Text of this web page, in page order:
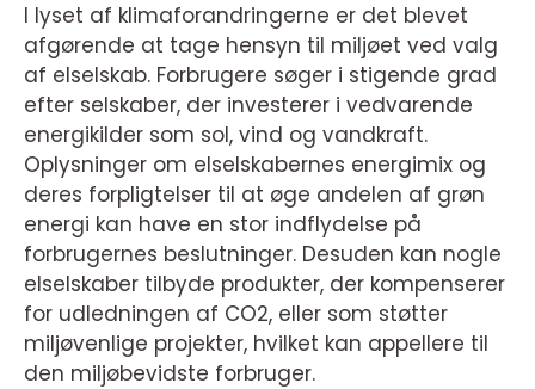
I lyset af klimaforandringerne er det blevet
afgørende at tage hensyn til miljøet ved valg
af elselskab. Forbrugere søger i stigende grad
efter selskaber, der investerer i vedvarende
energikilder som sol, vind og vandkraft.
Oplysninger om elselskabernes energimix og
deres forpligtelser til at øge andelen af grøn
energi kan have en stor indflydelse på
forbrugernes beslutninger. Desuden kan nogle
elselskaber tilbyde produkter, der kompenserer
for udledningen af CO2, eller som støtter
miljøvenlige projekter, hvilket kan appellere til
den miljøbevidste forbruger.